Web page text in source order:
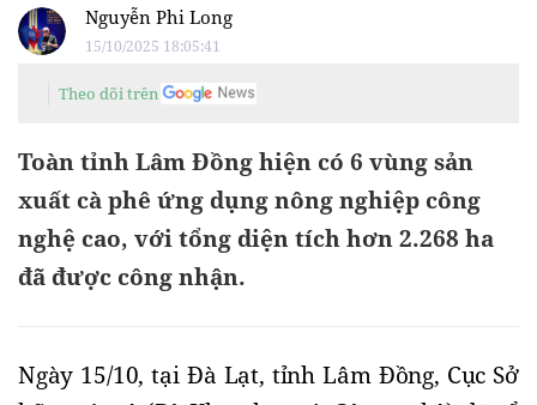
Nguyễn Phi Long
15/10/2025 18:05:41
Theo dõi trên
Toàn tỉnh Lâm Đồng hiện có 6 vùng sản
xuất cà phê ứng dụng nông nghiệp công
nghệ cao, với tổng diện tích hơn 2.268 ha
đã được công nhận.
Ngày 15/10, tại Đà Lạt, tỉnh Lâm Đồng, Cục Sở